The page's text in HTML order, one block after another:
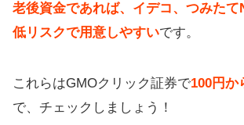
老後資金であれば、イデコ、つみた
低リスクで用意しやすいです。
これらはGMOクリック証券で100円か
で、チェックしましょう！